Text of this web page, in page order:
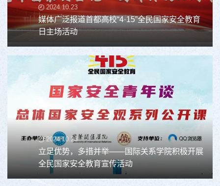
2024.10.23
媒体广泛报道首都高校“4·15”全民国家安全教育
日主场活动
2024.10.23
立足优势，多措并举——国际关系学院积极开展
全民国家安全教育宣传活动